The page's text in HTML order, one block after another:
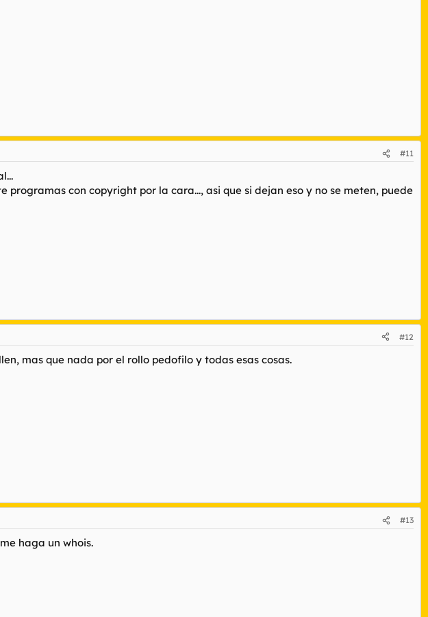
#11
con copyright por la cara..., asi que si dejan eso y no se meten, puede
#12
mas que nada por el rollo pedofilo y todas esas cosas.
#13
haga un whois.